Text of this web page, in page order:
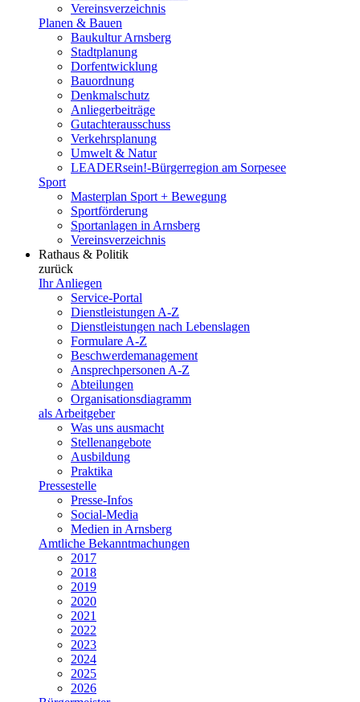
Vereinsverzeichnis
Planen & Bauen
Baukultur Arnsberg
Stadtplanung
Dorfentwicklung
Bauordnung
Denkmalschutz
Anliegerbeiträge
Gutachterausschuss
Verkehrsplanung
Umwelt & Natur
LEADERsein!-Bürgerregion am Sorpesee
Sport
Masterplan Sport + Bewegung
Sportförderung
Sportanlagen in Arnsberg
Vereinsverzeichnis
Rathaus & Politik
zurück
Ihr Anliegen
Service-Portal
Dienstleistungen A-Z
Dienstleistungen nach Lebenslagen
Formulare A-Z
Beschwerdemanagement
Ansprechpersonen A-Z
Abteilungen
Organisationsdiagramm
als Arbeitgeber
Was uns ausmacht
Stellenangebote
Ausbildung
Praktika
Pressestelle
Presse-Infos
Social-Media
Medien in Arnsberg
Amtliche Bekanntmachungen
2017
2018
2019
2020
2021
2022
2023
2024
2025
2026